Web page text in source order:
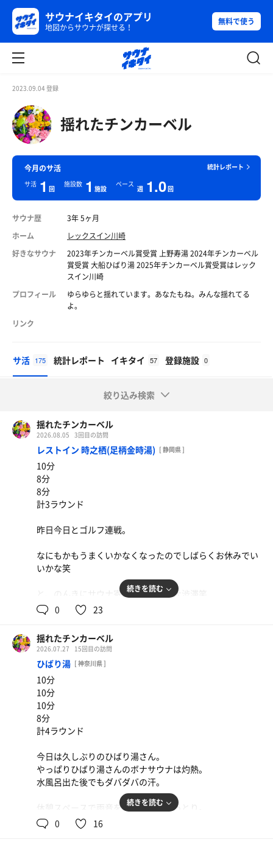
サウナイキタイのアプリ
地図からサウナが探せる！
無料で使う
2023.09.04 登録
揺れたチンカーベル
統計レポート
今月のサ活
サ活 1 回
施設数 1 施設
ペース
週 1.0回
サウナ歴
3年 5ヶ月
ホーム
レックスイン川崎
好きなサウナ
2023年チンカーベル賞受賞 上野寿湯 2024年チンカーベル
賞受賞 大船ひばり湯 2025年チンカーベル賞受賞はレック
スイン川崎
プロフィール
ゆらゆらと揺れています。あなたもね。みんな揺れてる
よ。
リンク
サ活 175 統計レポート イキタイ 57 登録施設 0
絞り込み検索
揺れたチンカーベル
2026.08.05 3回目の訪問
レストイン 時之栖(足柄金時湯) [ 静岡県 ]
10分
8分
8分
計3ラウンド
昨日今日とゴルフ連戦。
なにもかもうまくいかなくなったのでしばらくお休みでい
いかな笑
と、のんきにサウナ寄ってたら東名大渋滞笑
どうやって帰ろうかな、腹減ったよ〜
続きを読む
0 23
揺れたチンカーベル
2026.07.27 15回目の訪問
ひばり湯 [ 神奈川県 ]
10分
10分
10分
8分
計4ラウンド
今日は久しぶりのひばり湯さん。
やっぱりひばり湯さんのボナサウナは灼熱。
水風呂出た後でもダバダバの汗。
休憩スペースで雨音を聴きながらうっとり。
寝湯でリラックス出来るのも銭湯サウナの良いところ。
続きを読む
0 16